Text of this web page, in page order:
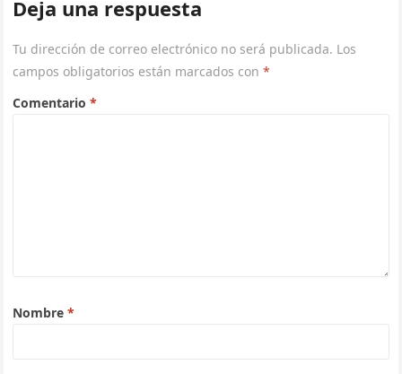
Deja una respuesta
Tu dirección de correo electrónico no será publicada. Los
campos obligatorios están marcados con*
Comentario*
Nombre*